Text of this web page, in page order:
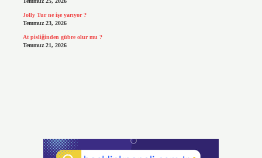
Jolly Tur ne işe yarıyor ?
Temmuz 23, 2026
At pisliğinden gübre olur mu ?
Temmuz 21, 2026